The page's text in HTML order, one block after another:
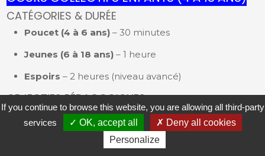
CATÉGORIES & DURÉE
Poucet (4 à 6 ans) – 30 minutes
Jeunes (6 à 18 ans) – 1 heure
Espoirs – 2 heures (niveau avancé)
OBJECTIFS PÉDAGOGIQUES
Nos programmes enfants sont conçus autour de trois
axes essentiels :
1. Fondamentaux techniques
If you continue to browse this website, you are allowing all third-party
services
OK, accept all
Deny all cookies
Personalize